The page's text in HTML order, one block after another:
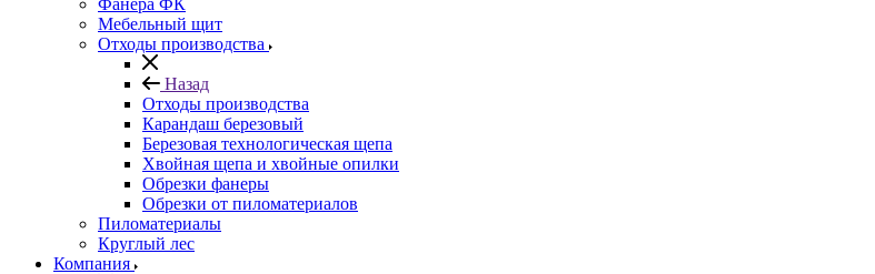
Фанера ФК
Мебельный щит
Отходы производства
Назад
Отходы производства
Карандаш березовый
Березовая технологическая щепа
Хвойная щепа и хвойные опилки
Обрезки фанеры
Обрезки от пиломатериалов
Пиломатериалы
Круглый лес
Компания